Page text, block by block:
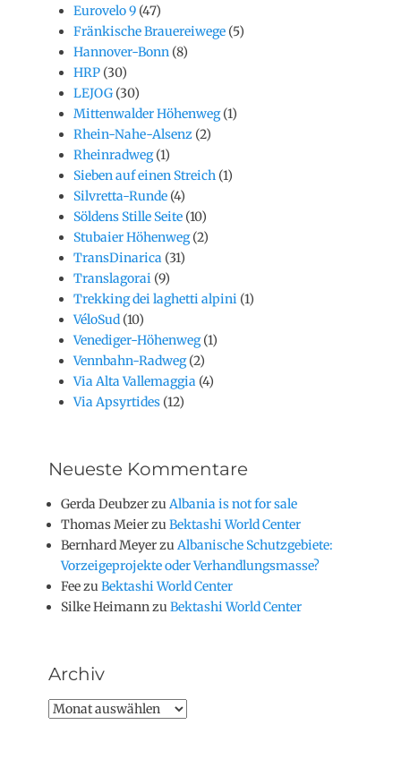
Eurovelo 9 (47)
Fränkische Brauereiwege (5)
Hannover-Bonn (8)
HRP (30)
LEJOG (30)
Mittenwalder Höhenweg(1)
Rhein-Nahe-Alsenz (2)
Rheinradweg(1)
Sieben auf einen Streich (1)
Silvretta-Runde (4)
Söldens Stille Seite (10)
Stubaier Höhenweg(2)
TransDinarica (31)
Translagorai (9)
Trekking dei laghetti alpini (1)
VéloSud (10)
Venediger-Höhenweg(1)
Vennbahn-Radweg(2)
Via Alta Vallemaggia (4)
Via Apsyrtides (12)
Neueste Kommentare
Gerda DeubzerzuAlbania is not for sale
Thomas MeierzuBektashi World Center
Bernhard MeyerzuAlbanische Schutzgebiete:
Vorzeigeprojekte oder Verhandlungsmasse?
FeezuBektashi World Center
Silke HeimannzuBektashi World Center
Archiv
Archiv